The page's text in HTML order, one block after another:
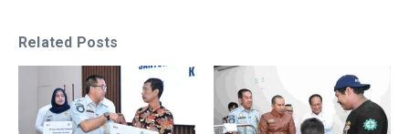
Related Posts